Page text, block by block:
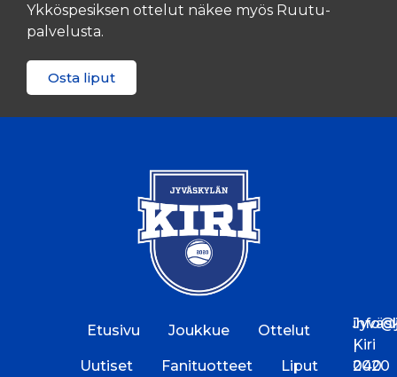
Ykköspesiksen ottelut näkee myös Ruutu-
palvelusta.
Osta liput
Etusivu Joukkue Ottelut
Uutiset Fanituotteet Liput
Kiri
2020
|
040